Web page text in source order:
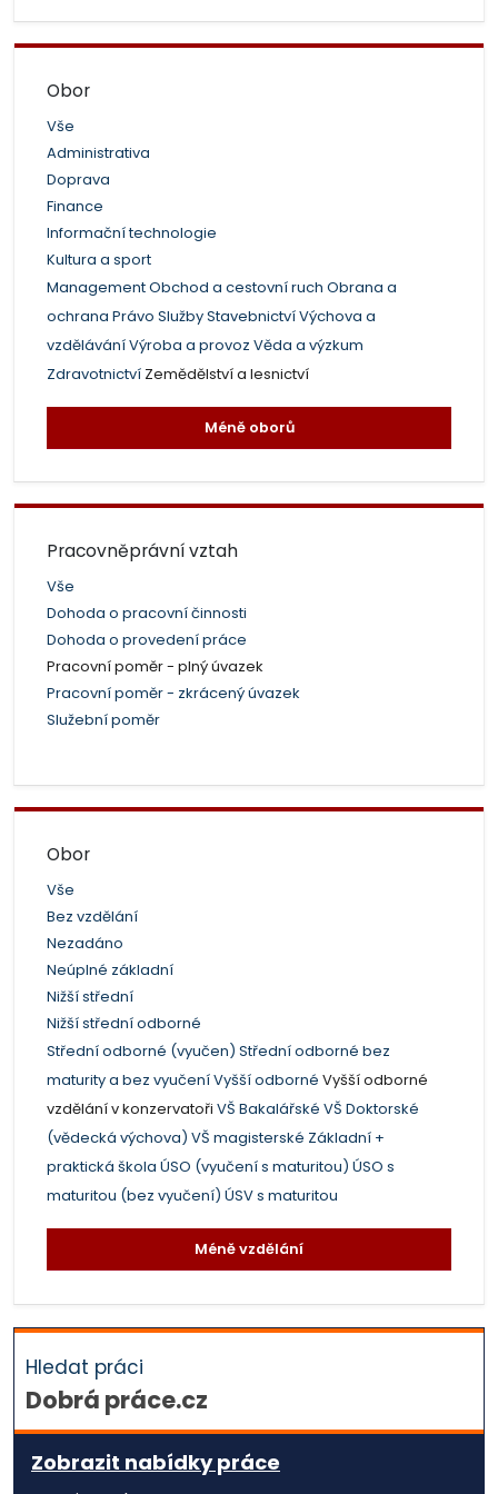
Obor
Vše
Administrativa
Doprava
Finance
Informační technologie
Kultura a sport
ManagementObchod a cestovní ruch Obrana a
ochrana Právo SlužbyStavebnictvíVýchova a
vzděláváníVýroba a provoz Věda a výzkum
Zdravotnictví Zemědělství a lesnictví
Méně oborů
Pracovněprávní vztah
Vše
Dohoda o pracovní činnosti
Dohoda o provedení práce
Pracovní poměr - plný úvazek
Pracovní poměr - zkrácený úvazek
Služební poměr
Obor
Vše
Bez vzdělání
Nezadáno
Neúplné základní
Nižší střední
Nižší střední odborné
Střední odborné (vyučen) Střední odborné bez
maturity a bez vyučeníVyšší odborné Vyšší odborné
vzdělání v konzervatoři VŠ Bakalářské VŠ Doktorské
(vědecká výchova) VŠ magisterské Základní +
praktická škola ÚSO (vyučení s maturitou) ÚSO s
maturitou (bez vyučení) ÚSV s maturitou
Méně vzdělání
Hledat práci
Dobrá práce.cz
Zobrazit nabídky práce